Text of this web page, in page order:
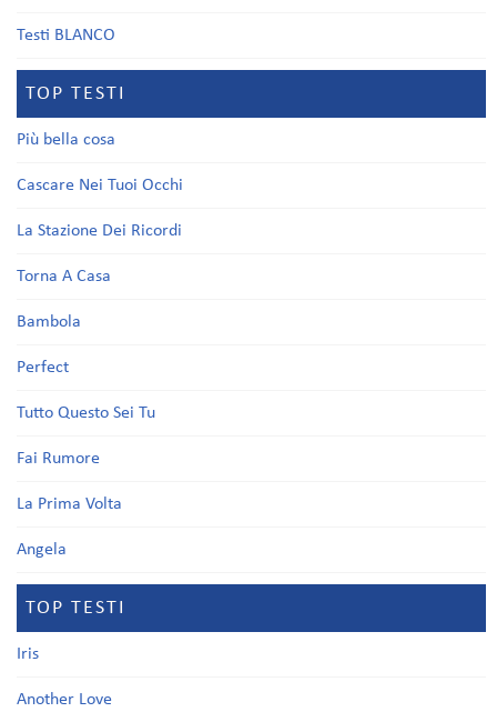
Testi BLANCO
TOP TESTI
Più bella cosa
Cascare Nei Tuoi Occhi
La Stazione Dei Ricordi
Torna A Casa
Bambola
Perfect
Tutto Questo Sei Tu
Fai Rumore
La Prima Volta
Angela
TOP TESTI
Iris
Another Love